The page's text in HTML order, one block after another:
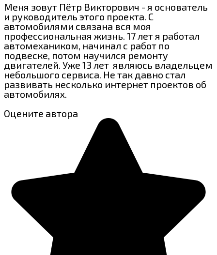
Меня зовут Пётр Викторович - я основатель
и руководитель этого проекта. С
автомобилями связана вся моя
профессиональная жизнь. 17 лет я работал
автомехаником, начинал с работ по
подвеске, потом научился ремонту
двигателей. Уже 13 лет являюсь владельцем
небольшого сервиса. Не так давно стал
развивать несколько интернет проектов об
автомобилях.
Оцените автора